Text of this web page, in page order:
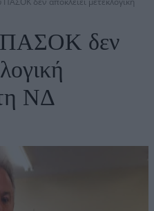
ΠΑΣΟΚ δεν
ΝΔ